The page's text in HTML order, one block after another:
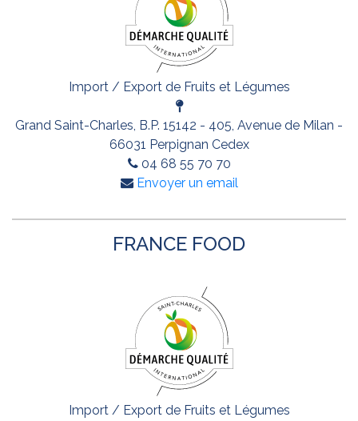
Import / Export de Fruits et Légumes
Grand Saint-Charles, B.P. 15142 - 405, Avenue de Milan -
66031 Perpignan Cedex
04 68 55 70 70
Envoyer un email
FRANCE FOOD
Import / Export de Fruits et Légumes